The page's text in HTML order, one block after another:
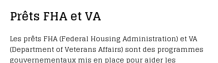
Prêts FHA et VA
Les prêts FHA (Federal Housing Administration) et VA
(Department of Veterans Affairs) sont des programmes
gouvernementaux mis en place pour aider les